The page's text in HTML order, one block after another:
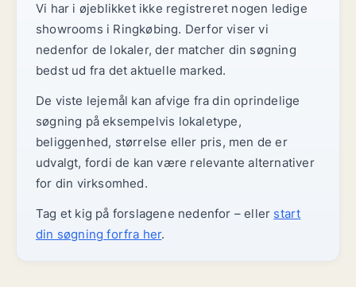
Vi har i øjeblikket ikke registreret nogen ledige
showrooms i Ringkøbing. Derfor viser vi
nedenfor de lokaler, der matcher din søgning
bedst ud fra det aktuelle marked.
De viste lejemål kan afvige fra din oprindelige
søgning på eksempelvis lokaletype,
beliggenhed, størrelse eller pris, men de er
udvalgt, fordi de kan være relevante alternativer
for din virksomhed.
Tag et kig på forslagene nedenfor – eller start
din søgning forfra her.